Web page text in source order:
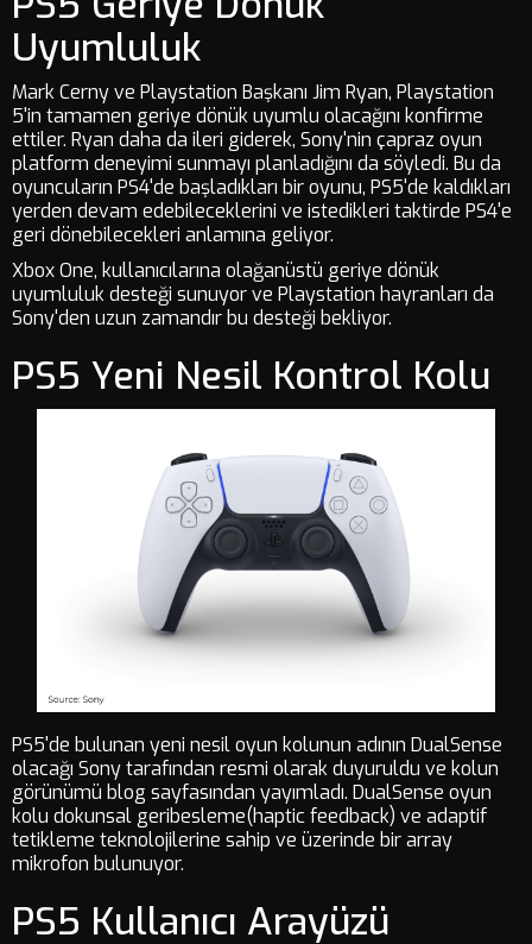
Uyumluluk
Mark Cerny ve Playstation Başkanı Jim Ryan, Playstation
5'in tamamen geriye dönük uyumlu olacağını konfirme
ettiler. Ryan daha da ileri giderek, Sony'nin çapraz oyun
platform deneyimi sunmayı planladığını da söyledi. Bu da
oyuncuların PS4'de başladıkları bir oyunu, PS5'de kaldıkları
yerden devam edebileceklerini ve istedikleri taktirde PS4'e
geri dönebilecekleri anlamına geliyor.
Xbox One, kullanıcılarına olağanüstü geriye dönük
uyumluluk desteği sunuyor ve Playstation hayranları da
Sony'den uzun zamandır bu desteği bekliyor.
PS5 Yeni Nesil Kontrol Kolu
PS5'de bulunan yeni nesil oyun kolunun adının DualSense
olacağı Sony tarafından resmi olarak duyuruldu ve kolun
görünümü blog sayfasından yayımladı. DualSense oyun
kolu dokunsal geribesleme(haptic feedback) ve adaptif
tetikleme teknolojilerine sahip ve üzerinde bir array
mikrofon bulunuyor.
PS5 Kullanıcı Arayüzü